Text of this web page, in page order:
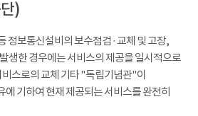
)
정보통신설비의 보수점검 · 교체 및 고장,
생한 경우에는 서비스의 제공을 일시적으로
스로의 교체 기타 "독립기념관"이
기하여 현재 제공되는 서비스를 완전히